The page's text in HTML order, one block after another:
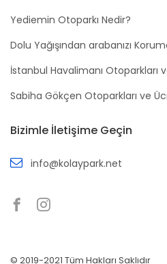
Yediemin Otoparkı Nedir?
Dolu Yağışından arabanızı
İstanbul Havalimanı Otoparkları
Sabiha Gökçen Otoparkları ve
Bizimle İletişime Geçin
info@kolaypark.net
© 2019-2021 Tüm Hakları Saklıdır